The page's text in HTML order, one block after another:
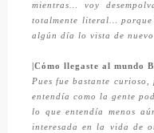
mientras… voy
totalmente literal… porque
algún día lo vista de
|Cómo llegaste al mundo
Pues fue bastante
entendía como la gente
lo que entendía menos
interesada en la vida de